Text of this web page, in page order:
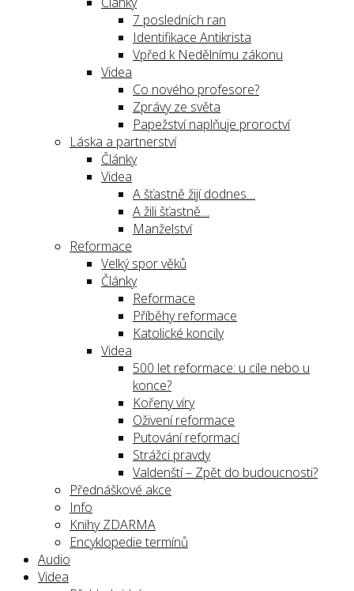
7 posledních ran
Identifikace Antikrista
Vpřed k Nedělnímu zákonu
Videa
Co nového profesore?
Zprávy ze světa
Papežství naplňuje proroctví
Láska a partnerství
Články
Videa
A šťastně žijí dodnes…
A žili šťastně…
Manželství
Reformace
Velký spor věků
Články
Reformace
Příběhy reformace
Katolické koncily
Videa
500 let reformace: u cíle nebo u
konce?
Kořeny víry
Oživení reformace
Putování reformací
Strážci pravdy
Valdenští – Zpět do budoucnosti?
Přednáškové akce
Info
Knihy ZDARMA
Encyklopedie termínů
Audio
Videa